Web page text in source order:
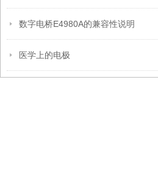
数字电桥E4980A的兼容性说明
医学上的电极